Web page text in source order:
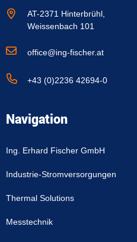
AT-2371 Hinterbrühl,
Weissenbach 101
office@ing-fischer.at
+43 (0)2236 42694-0
Navigation
Ing. Erhard Fischer GmbH
Industrie-Stromversorgungen
Thermal Solutions
Messtechnik